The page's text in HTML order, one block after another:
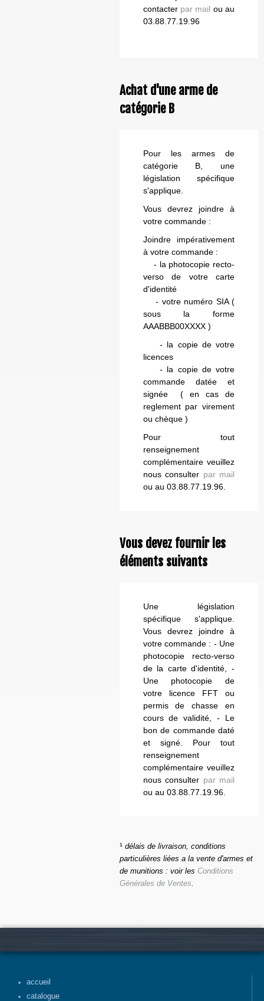
contacter par mail ou au
03.88.77.19.96
Achat d'une arme de
catégorie B
Pour les armes de
catégorie B, une
législation spécifique
s'applique.
Vous devrez joindre à
votre commande :
Joindre impérativement
à votre commande :
- la photocopie recto-
verso de votre carte
d'identité
- votre numéro SIA (
sous la forme
AAABBB00XXXX )
- la copie de votre
licences
- la copie de votre
commande datée et
signée ( en cas de
reglement par virement
ou chèque )
Pour tout
renseignement
complémentaire veuillez
nous consulter par mail
ou au 03.88.77.19.96.
Vous devez fournir les
éléments suivants
Une législation
spécifique s'applique.
Vous devrez joindre à
votre commande : - Une
photocopie recto-verso
de la carte d'identité, -
Une photocopie de
votre licence FFT ou
permis de chasse en
cours de validité, - Le
bon de commande daté
et signé. Pour tout
renseignement
complémentaire veuillez
nous consulter par mail
ou au 03.88.77.19.96.
¹ délais de livraison, conditions
particulières liées a la vente d'armes et
de munitions : voir les Conditions
Générales de Ventes.
accueil
catalogue